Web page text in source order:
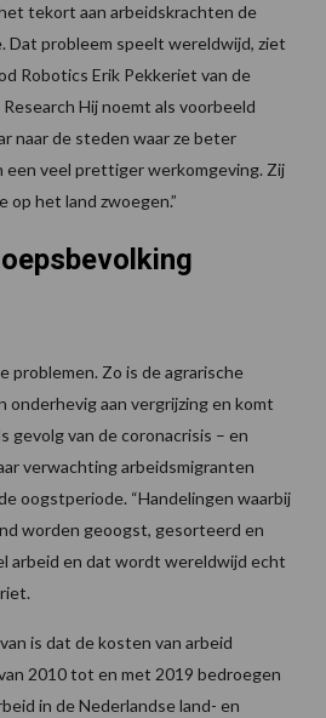
tekort aan arbeidskrachten de
Dat probleem speelt wereldwijd, ziet
Robotics Erik Pekkeriet van de
Hij noemt als voorbeeld
naar de steden waar ze beter
een veel prettiger werkomgeving. Zij
het land zwoegen.”
problemen. Zo is de agrarische
onderhevig aan vergrijzing en komt
gevolg van de coronacrisis – en
verwachting arbeidsmigranten
oogstperiode. “Handelingen waarbij
worden geoogst, gesorteerd en
arbeid en dat wordt wereldwijd echt
is dat de kosten van arbeid
2010 tot en met 2019 bedroegen
in de Nederlandse land- en